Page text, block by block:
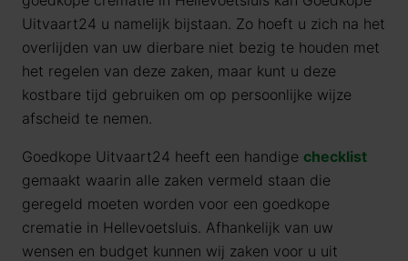
Uitvaart24 u namelijk bijstaan. Zo hoeft u zich na het
overlijden van uw dierbare niet bezig te houden met
het regelen van deze zaken, maar kunt u deze
kostbare tijd gebruiken om op persoonlijke wijze
afscheid te nemen.
Goedkope Uitvaart24 heeft een handige checklist
gemaakt waarin alle zaken vermeld staan die
geregeld moeten worden voor een goedkope
crematie in Hellevoetsluis. Afhankelijk van uw
wensen en budget kunnen wij zaken voor u uit